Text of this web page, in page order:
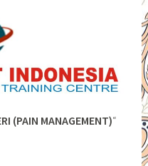
(PAIN MANAGEMENT)“